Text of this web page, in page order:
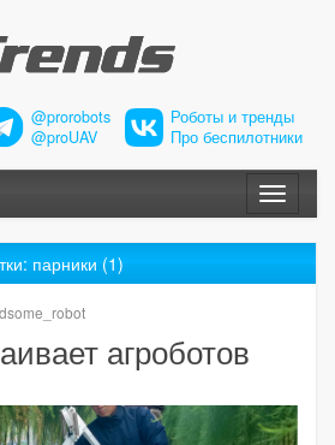
@prorobots
@proUAV
Роботы и тренды
Про беспилотники
Меню
парники (1)
агроботов